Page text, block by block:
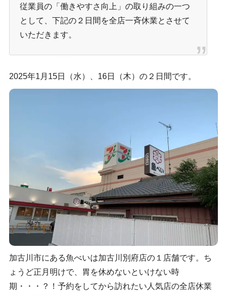
従業員の「働きやすさ向上」の取り組みの一つ
として、下記の２日間を全店一斉休業とさせて
いただきます。
2025年1月15日（水）、16日（木）の２日間です。
加古川市にある魚べいは加古川別府店の１店舗です。ち
ょうど正月明けで、胃を休めないといけない時
期・・・？！予約をしてから訪れたい人気店の全店休業